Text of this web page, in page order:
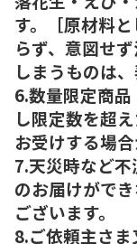
す。［原材料
らず、意図せ
しまうものは
6.数量限定商
し限定数を超
お受けする場合
7.天災時など
のお届けがで
ございます。
8.ご依頼主さ